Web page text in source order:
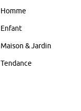
Homme
Enfant
Maison & Jardin
Tendance